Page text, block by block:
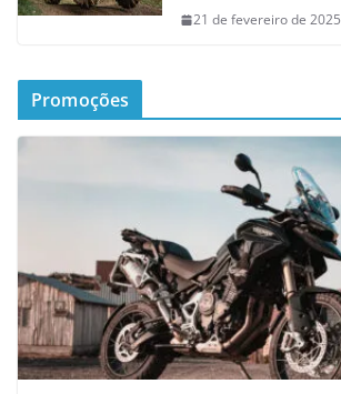
21 de fevereiro de 2025
Promoções